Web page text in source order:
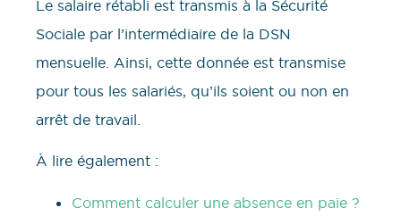
Le salaire rétabli est transmis à la Sécurité
Sociale par l’intermédiaire de la DSN
mensuelle. Ainsi, cette donnée est transmise
pour tous les salariés, qu’ils soient ou non en
arrêt de travail.
À lire également :
Comment calculer une absence en paie ?